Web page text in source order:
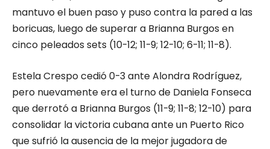
mantuvo el buen paso y puso contra la pared a las
boricuas, luego de superar a Brianna Burgos en
cinco peleados sets (10-12; 11-9; 12-10; 6-11; 11-8).
Estela Crespo cedió 0-3 ante Alondra Rodríguez,
pero nuevamente era el turno de Daniela Fonseca
que derrotó a Brianna Burgos (11-9; 11-8; 12-10) para
consolidar la victoria cubana ante un Puerto Rico
que sufrió la ausencia de la mejor jugadora de